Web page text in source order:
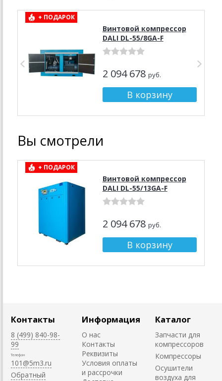
+ ПОДАРОК
Винтовой компрессор
DALI DL-55/8GA-F
2 094 678 руб.
Вы смотрели
+ ПОДАРОК
Винтовой компрессор
DALI DL-55/13GA-F
2 094 678 руб.
Контакты
8 (499) 840-98-
99
Телефон
101@5m3.ru
Обратный
Информация
О нас
Контакты
Реквизиты
Условия оплаты
и рассрочки
Каталог
Запчасти для
компрессоров
Компрессоры
Осушители
воздуха для